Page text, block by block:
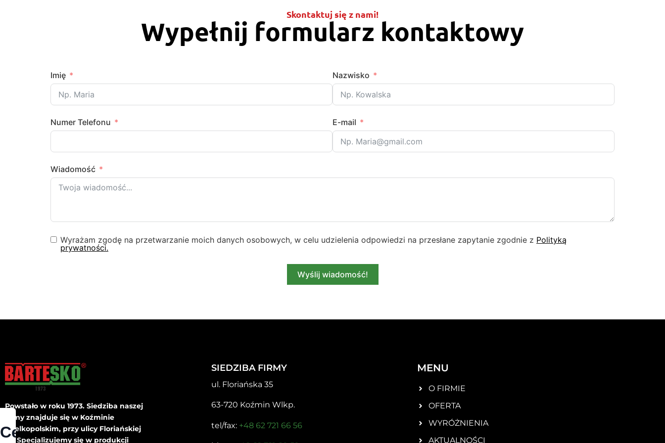
Skontaktuj się z nami!
Wypełnij formularz kontaktowy
Imię Nazwisko
Numer Telefonu E-mail
Wiadomość
Wyrażam zgodę na przetwarzanie moich danych osobowych, w celu udzielenia odpowiedzi na przesłane zapytanie zgodnie z Polityką
prywatności.
Wyślij wiadomość!
Powstało w roku 1973. Siedziba naszej
firmy znajduje się w Koźminie
Wielkopolskim, przy ulicy Floriańskiej
35. Specjalizujemy się w produkcji
SIEDZIBA FIRMY
ul. Floriańska 35
63-720 Koźmin Wlkp.
tel/fax: +48 62 721 66 56
MENU
O FIRMIE
OFERTA
WYRÓŻNIENIA
AKTUALNOŚCI
Cenimy